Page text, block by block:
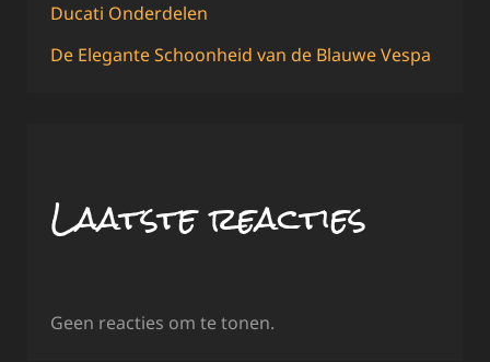
Ducati Onderdelen
De Elegante Schoonheid van de Blauwe Vespa
Laatste reacties
Geen reacties om te tonen.